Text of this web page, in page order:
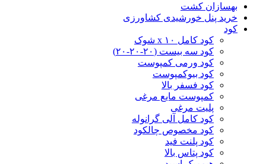
بهسازان کشت
خرید پنل خورشیدی کشاورزی
کود
کود کامل ۱۰ x شوک
کود سه بیست (۲۰-۲۰-۲۰)
کود ورمی کمپوست
کود بیوکمپوست
کود فسفر بالا
کمپوست مایع مرغی
پلیت مرغی
کود کامل آلی گرانوله
کود مخصوص چالکود
کود پلنت فید
کود پتاس بالا